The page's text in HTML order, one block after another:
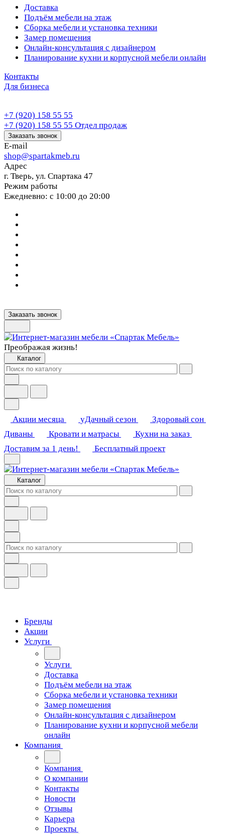
Доставка
Подъём мебели на этаж
Сборка мебели и установка техники
Замер помещения
Онлайн-консультация с дизайнером
Планирование кухни и корпусной мебели онлайн
Контакты
Для бизнеса
+7 (920) 158 55 55
+7 (920) 158 55 55 Отдел продаж
Заказать звонок
E-mail
shop@spartakmeb.ru
Адрес
г. Тверь, ул. Спартака 47
Режим работы
Ежедневно: с 10:00 до 20:00
Заказать звонок
Преображая жизнь!
Каталог
Акции месяца уДачный сезон
Здоровый сон
Диваны
Кровати и матрасы
Кухни на заказ
Доставим за 1 день!
Бесплатный проект
Каталог
Бренды
Акции
Услуги
Услуги
Доставка
Подъём мебели на этаж
Сборка мебели и установка техники
Замер помещения
Онлайн-консультация с дизайнером
Планирование кухни и корпусной мебели
онлайн
Компания
Компания
О компании
Контакты
Новости
Отзывы
Карьера
Проекты